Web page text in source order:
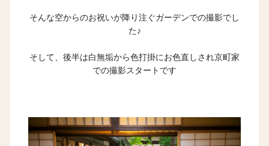
そんな空からのお祝いが降り注ぐガーデンでの撮影でし
た♪
そして、後半は白無垢から色打掛にお色直しされ京町家
での撮影スタートです